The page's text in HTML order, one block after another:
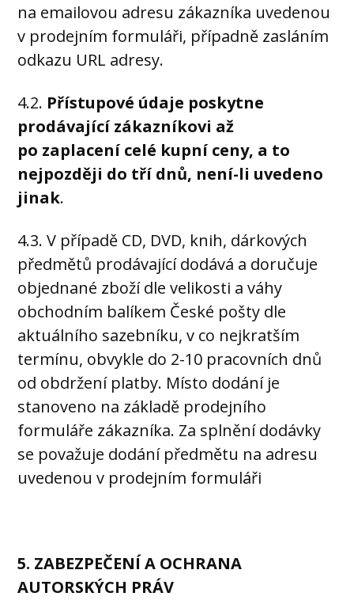
na emailovou adresu zákazníka uvedenou
v prodejním formuláři, případně zasláním
odkazu URL adresy.
4.2. Přístupové údaje poskytne
prodávající zákazníkovi až
po zaplacení celé kupní ceny, a to
nejpozději do tří dnů, není-li uvedeno
jinak.
4.3. V případě CD, DVD, knih, dárkových
předmětů prodávající dodává a doručuje
objednané zboží dle velikosti a váhy
obchodním balíkem České pošty dle
aktuálního sazebníku, v co nejkratším
termínu, obvykle do 2-10 pracovních dnů
od obdržení platby. Místo dodání je
stanoveno na základě prodejního
formuláře zákazníka. Za splnění dodávky
se považuje dodání předmětu na adresu
uvedenou v prodejním formuláři
5. ZABEZPEČENÍ A OCHRANA
AUTORSKÝCH PRÁV